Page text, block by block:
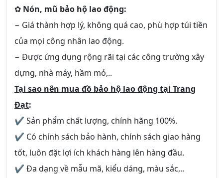
✿ Nón, mũ bảo hộ lao động:
− Giá thành hợp lý, không quá cao, phù hợp túi tiền
của mọi công nhân lao động.
− Được ứng dụng rộng rãi tại các công trường xây
dựng, nhà máy, hầm mỏ,..
Tại sao nên mua đồ bảo hộ lao động tại Trang
Đạt:
✔ Sản phẩm chất lượng, chính hãng 100%.
✔ Có chính sách bảo hành, chính sách giao hàng
tốt, luôn đặt lợi ích khách hàng lên hàng đầu.
✔ Đa dạng về mẫu mã, kiểu dáng, màu sắc,..